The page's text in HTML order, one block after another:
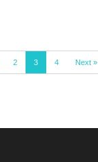
2 3 4 Next »